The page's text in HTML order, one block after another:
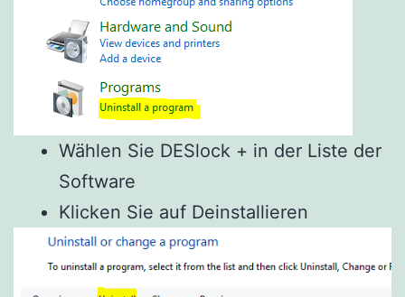
Wählen Sie DESlock + in der Liste der
Software
Klicken Sie auf Deinstallieren